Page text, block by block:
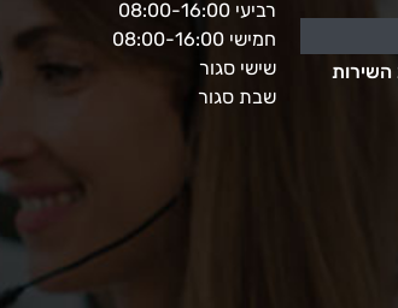
השירות
רביעי 08:00-16:00
חמישי 08:00-16:00
שישי סגור
שבת סגור